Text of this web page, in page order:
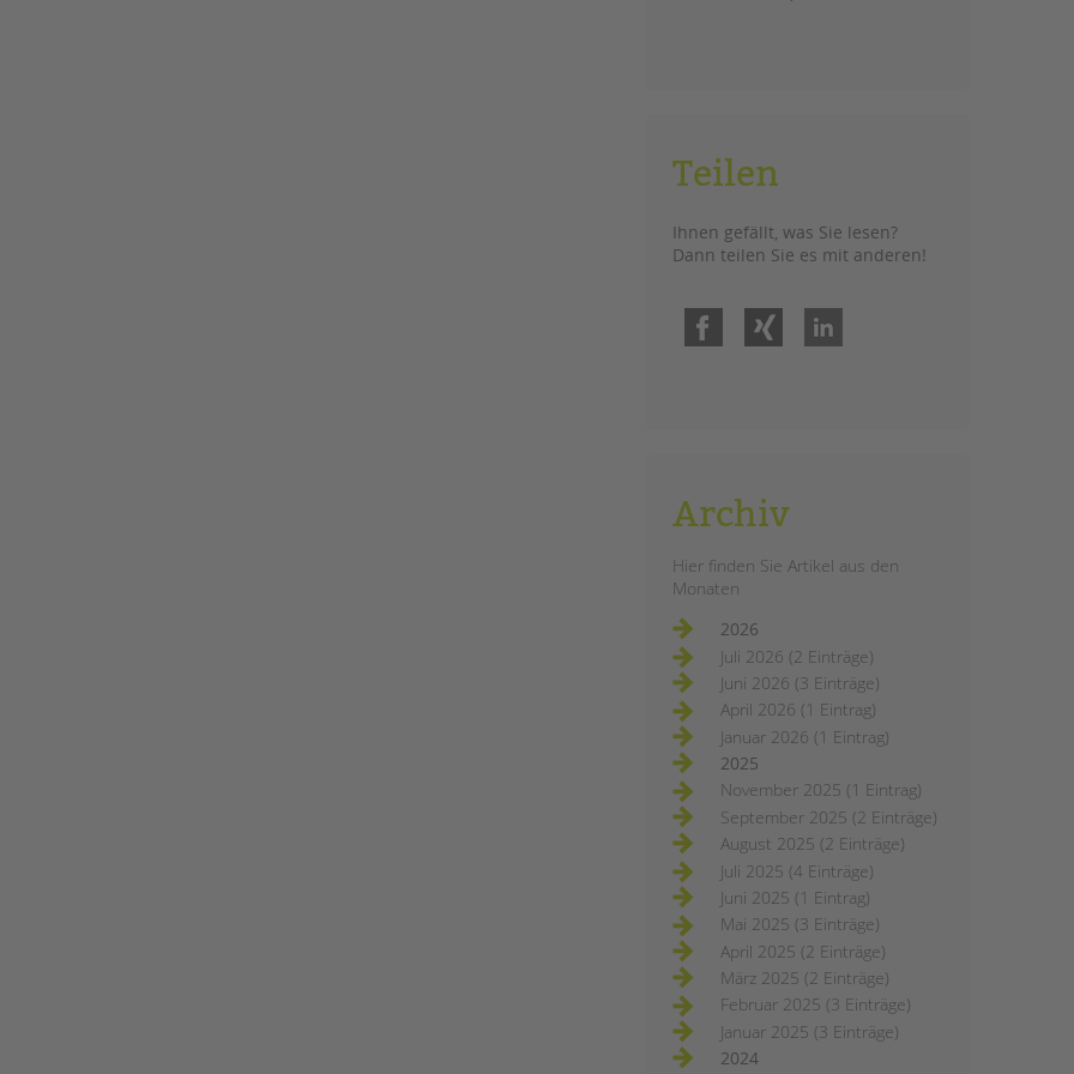
Teilen
Ihnen gefällt, was Sie lesen?
Dann teilen Sie es mit anderen!
Facebook
Archiv
Hier finden Sie Artikel aus den
Monaten
2026
Juli 2026 (2 Einträge)
Juni 2026 (3 Einträge)
April 2026 (1 Eintrag)
Januar 2026 (1 Eintrag)
2025
November 2025 (1 Eintrag)
September 2025 (2 Einträge)
August 2025 (2 Einträge)
Juli 2025 (4 Einträge)
Juni 2025 (1 Eintrag)
Mai 2025 (3 Einträge)
April 2025 (2 Einträge)
März 2025 (2 Einträge)
Februar 2025 (3 Einträge)
Januar 2025 (3 Einträge)
2024